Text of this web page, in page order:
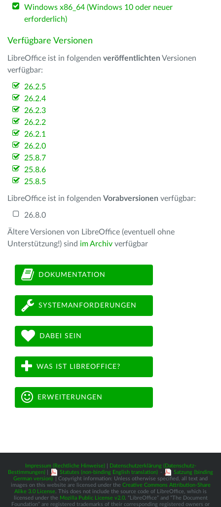
Windows x86_64 (Windows 10 oder neuer
erforderlich)
Verfügbare Versionen
LibreOffice ist in folgenden veröffentlichten Versionen
verfügbar:
26.2.5
26.2.4
26.2.3
26.2.2
26.2.1
26.2.0
25.8.7
25.8.6
25.8.5
LibreOffice ist in folgenden Vorabversionen verfügbar:
26.8.0
Ältere Versionen von LibreOffice (eventuell ohne
Unterstützung!) sind im Archiv verfügbar
DOKUMENTATION
SYSTEMANFORDERUNGEN
DABEI SEIN
WAS IST LIBREOFFICE?
ERWEITERUNGEN
Impressum (Rechtliche Hinweise)|
Datenschutzerklärung (Datenschutz-
Bestimmungen)
Statutes (non-binding English translation) -
Satzung (binding
German version)
| Copyright information: Unless otherwise specified, all text and
images on this website are licensed under the Creative Commons Attribution-Share
Alike 3.0 License . This does not include the source code of LibreOffice, which is
licensed under the Mozilla Public License v2.0. “LibreOffice” and “The Document
Foundation” are registered trademarks of their corresponding registered owners or